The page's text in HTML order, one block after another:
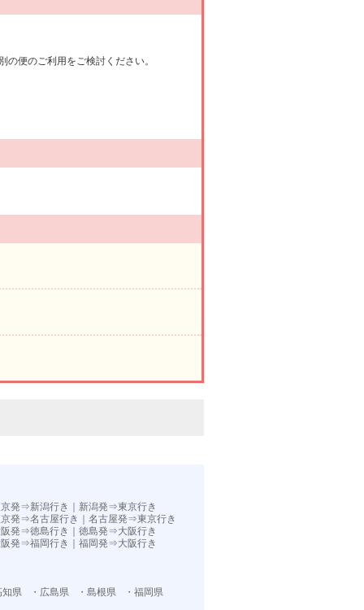
便のご利用をご検討ください。
発⇒新潟行き
新潟発⇒東京行き
発⇒名古屋行き
名古屋発⇒東京行き
阪発⇒徳島行き
徳島発⇒大阪行き
発⇒福岡行き｜ 福岡発⇒大阪行き
知県 ・広島県 ・島根県
・福岡県